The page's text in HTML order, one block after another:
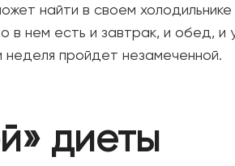
найти в своем
в нем есть и завтрак, и обед, и
пройдет незамеченной.
диеты